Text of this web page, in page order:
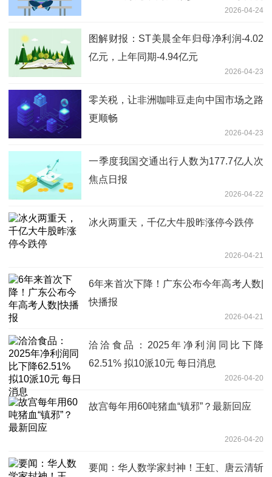
2026-04-24
图解财报：ST美晨全年归母净利润-4.02
亿元，上年同期-4.94亿元
2026-04-23
零关税，让非洲咖啡豆走向中国市场之路
更顺畅
2026-04-23
一季度我国交通出行人数为177.7亿人次
焦点日报
2026-04-22
冰火两重天，千亿大牛股昨涨停今跌停
2026-04-21
6年来首次下降！广东公布今年高考人数|
快播报
2026-04-21
洽洽食品：2025年净利润同比下降
62.51% 拟10派10元 每日消息
2026-04-20
故宫每年用60吨猪血“镇邪”？最新回应
2026-04-20
要闻：华人数学家封神！王虹、唐云清斩